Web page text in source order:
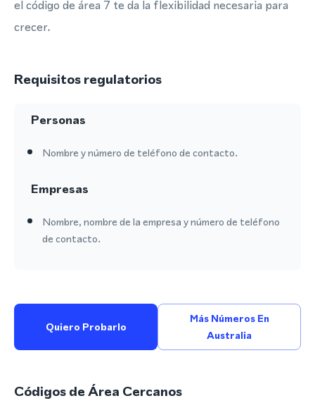
el código de área 7 te da la flexibilidad necesaria para
crecer.
Requisitos regulatorios
Personas
Nombre y número de teléfono de contacto.
Empresas
Nombre, nombre de la empresa y número de teléfono
de contacto.
Quiero Probarlo
Más Números En
Australia
Códigos de Área Cercanos